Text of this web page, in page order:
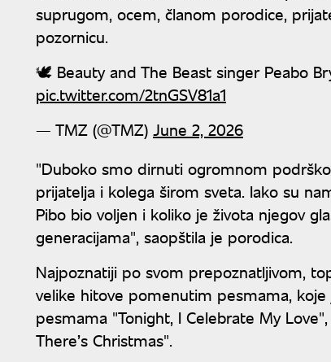
suprugom, ocem, članom porodice,
pozornicu.
🕊️ Beauty and The Beast singer Peabo
pic.twitter.com/2tnGSV81a1
— TMZ (@TMZ) June 2, 2026
"Duboko smo dirnuti ogromnom
prijatelja i kolega širom sveta. Iako su
Pibo bio voljen i koliko je života njegov
generacijama", saopštila je porodica.
Najpoznatiji po svom prepoznatljivom,
velike hitove pomenutim pesmama, koje
pesmama "Tonight, I Celebrate My
There’s Christmas".